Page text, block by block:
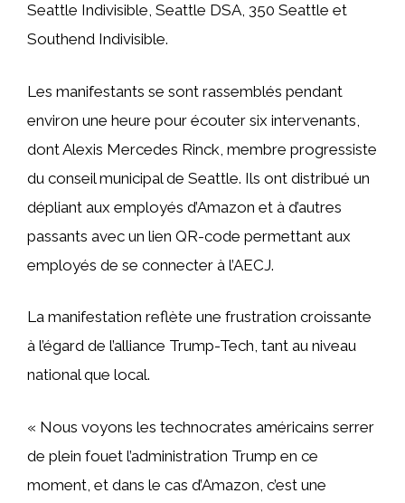
Seattle Indivisible, Seattle DSA, 350 Seattle et
Southend Indivisible.
Les manifestants se sont rassemblés pendant
environ une heure pour écouter six intervenants,
dont Alexis Mercedes Rinck, membre progressiste
du conseil municipal de Seattle. Ils ont distribué un
dépliant aux employés d’Amazon et à d’autres
passants avec un lien QR-code permettant aux
employés de se connecter à l’AECJ.
La manifestation reflète une frustration croissante
à l’égard de l’alliance Trump-Tech, tant au niveau
national que local.
« Nous voyons les technocrates américains serrer
de plein fouet l’administration Trump en ce
moment, et dans le cas d’Amazon, c’est une